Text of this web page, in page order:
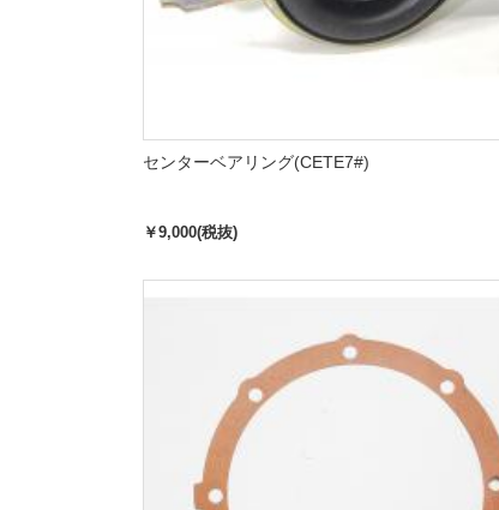
センターベアリング(CETE7#)
￥9,000(税抜)